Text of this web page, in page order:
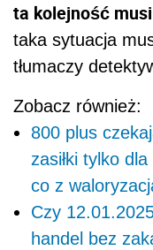
ta kolejność
taka sytuacja
tłumaczy
Zobacz również:
800 plus
zasiłki tylko
co z
Czy
handel bez